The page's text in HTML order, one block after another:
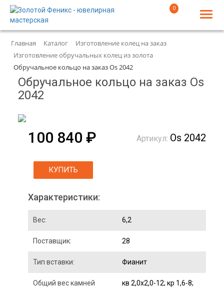
0
Главная Каталог
Изготовление колец на заказ
Изготовление обручальных колец из золота
Обручальное кольцо на заказ Os 2042
Обручальное кольцо на заказ Os
2042
100 840 ₽ Артикул: Os 2042
КУПИТЬ
Характеристики:
Вес: 6,2
Поставщик: 28
Тип вставки: Фианит
Общий вес камней
кв 2,0x2,0-12; кр 1,6-8;